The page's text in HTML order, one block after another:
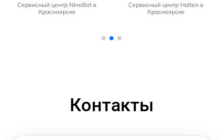
Сервисный центр NineBot в
Красноярске
Сервисный центр Halten в
Красноярске
Контакты